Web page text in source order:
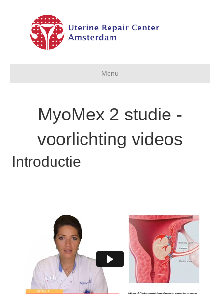
Menu
MyoMex 2 studie -
voorlichting videos
Introductie